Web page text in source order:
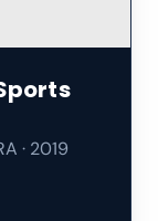
· 2019